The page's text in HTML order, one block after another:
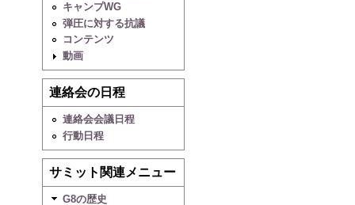
キャンプWG
弾圧に対する抗議
コンテンツ
動画
連絡会の日程
連絡会会議日程
行動日程
サミット関連メニュー
G8の歴史